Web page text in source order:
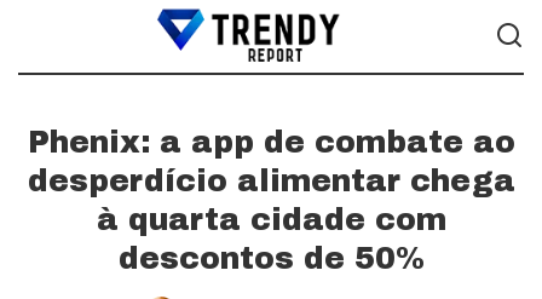
Phenix: a app de combate ao
desperdício alimentar chega
à quarta cidade com
descontos de 50%